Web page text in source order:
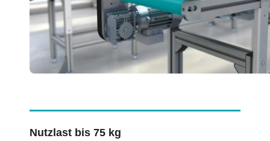
Nutzlast bis 75 kg